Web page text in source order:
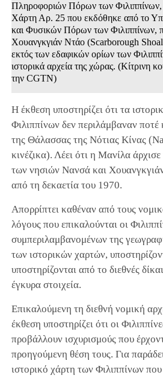
Πληροφοριών Πόρων των Φιλιππίνων,
Χάρτη Αρ. 25 που εκδόθηκε από το
και Φυσικών Πόρων των Φιλιππίνων,
Χουανγκγιάν Ντάο (Scarborough
εκτός των εδαφικών ορίων των
ιστορικά αρχεία της χώρας. (Κίτρινη
την CGTN)
Η έκθεση υποστηρίζει ότι τα
Φιλιππίνων δεν περιλάμβαναν
της Θάλασσας της Νότιας Κίνας
κινέζικα). Λέει ότι η Μανίλα
των νησιών Νανσά και
από τη δεκαετία του 1970.
Απορρίπτει καθέναν από τους
λόγους που επικαλούνται οι
συμπεριλαμβανομένων της
των ιστορικών χαρτών,
υποστηρίζονται από το διεθνές
έγκυρα στοιχεία.
Επικαλούμενη τη διεθνή νομική
έκθεση υποστηρίζει ότι οι
προβάλλουν ισχυρισμούς που
προηγούμενη θέση τους. Για
ιστορικό χάρτη των Φιλιππίνων που